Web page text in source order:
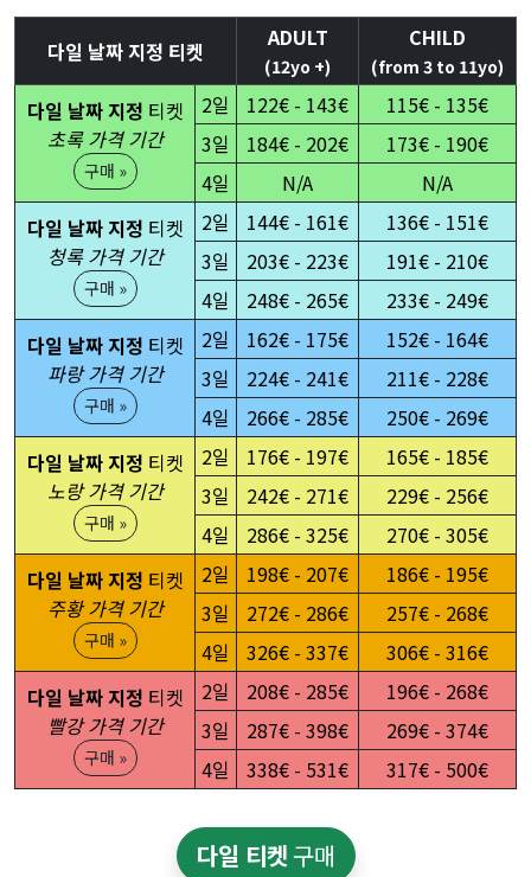
다일 날짜 지정 티켓 ADULT
(12yo +)
CHILD
(from 3 to 11yo)
다일 날짜 지정 티켓
초록 가격 기간
구매 »
2일 122€ - 143€
115€ - 135€
3일
184€ - 202€
173€ - 190€
4일
N/A
N/A
다일 날짜 지정 티켓
청록 가격 기간
구매 »
2일 144€ - 161€
136€ - 151€
3일
203€ - 223€
191€ - 210€
4일
248€ - 265€
233€ - 249€
다일 날짜 지정 티켓
파랑 가격 기간
구매 »
2일 162€ - 175€
152€ - 164€
3일
224€ - 241€
211€ - 228€
4일
266€ - 285€
250€ - 269€
다일 날짜 지정 티켓
노랑 가격 기간
구매 »
2일 176€ - 197€
165€ - 185€
3일
242€ - 271€
229€ - 256€
4일
286€ - 325€
270€ - 305€
다일 날짜 지정 티켓
주황 가격 기간
구매 »
2일 198€ - 207€
186€ - 195€
3일
272€ - 286€
257€ - 268€
4일
326€ - 337€
306€ - 316€
다일 날짜 지정 티켓
빨강 가격 기간
구매 »
2일 208€ - 285€
196€ - 268€
3일
287€ - 398€
269€ - 374€
4일
338€ - 531€ 317€ - 500€
다일 티켓구매